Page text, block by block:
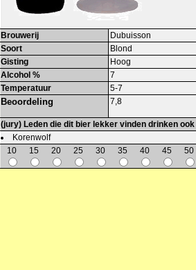
Brouwerij
Dubuisson
Soort
Blond
Gisting
Hoog
Alcohol %
7
Temperatuur
5-7
Beoordeling 7,8
(jury) Leden die dit bier lekker vinden drinken
Korenwolf
10
15 20 25 30 35 40 45 50